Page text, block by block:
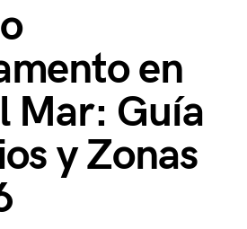
en
Mar: Guía
y Zonas